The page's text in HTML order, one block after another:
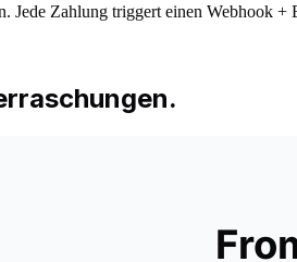
Jede Zahlung triggert einen Webhook